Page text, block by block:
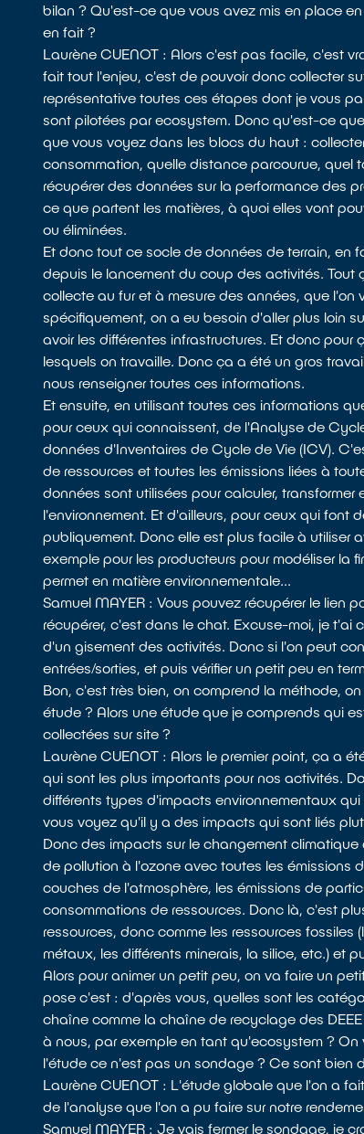
bilan ? Qu'est-ce que vous avez mis en place
en fait ?
Laurène CUENOT : Alors c'est pas facile, c'est
fait tout l'enjeu, c'est de pouvoir donc collecter
représentative toutes ces étapes dont je vous
sont pilotées par ecosystem. Donc qu'est-ce
que vous voyez dans les blocs du haut :
consommation, quelle distance parcourue, quel
récupérer des données sur la performance des
ce que partent les matières, à quoi elles vont
ou éliminées.
Et donc tout ce socle de données de terrain,
depuis le lancement du coup des activités. Tout
collecte au fur et à mesure des années, que l'on
spécifiquement, on a eu besoin d'aller plus loin
avoir les différentes infrastructures. Et donc
lesquels on travaille. Donc ça a été un gros
nous renseigner toutes ces informations.
Et ensuite, en utilisant toutes ces informations
pour ceux qui connaissent, de l'Analyse de
données d'Inventaires de Cycle de Vie (ICV).
de ressources et toutes les émissions liées à
données sont utilisées pour calculer,
l'environnement. Et d'ailleurs, pour ceux qui
publiquement. Donc elle est plus facile à utiliser
exemple pour les producteurs pour modéliser la
permet en matière environnementale...
Samuel MAYER : Vous pouvez récupérer le lien
récupérer, c'est dans le chat. Excuse-moi, je t'ai
d'un gisement des activités. Donc si l'on peut
entrées/sorties, et puis vérifier un petit peu en
Bon, c'est très bien, on comprend la méthode,
étude ? Alors une étude que je comprends qui
collectées sur site ?
Laurène CUENOT : Alors le premier point, ça a
qui sont les plus importants pour nos activités.
différents types d'impacts environnementaux
vous voyez qu'il y a des impacts qui sont liés
Donc des impacts sur le changement
de pollution à l'ozone avec toutes les émissions
couches de l'atmosphère, les émissions de
consommations de ressources. Donc là, c'est
ressources, donc comme les ressources fossiles
métaux, les différents minerais, la silice, etc.) et
Alors pour animer un petit peu, on va faire un
pose c'est : d'après vous, quelles sont les
chaîne comme la chaîne de recyclage des
à nous, par exemple en tant qu'ecosystem ? On
l'étude ce n'est pas un sondage ? Ce sont bien
Laurène CUENOT : L'étude globale que l'on a
de l'analyse que l'on a pu faire sur notre
Samuel MAYER : Je vais fermer le sondage, je